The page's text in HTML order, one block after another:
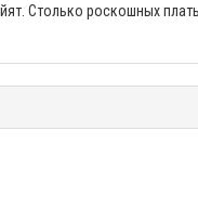
Столько роскошных